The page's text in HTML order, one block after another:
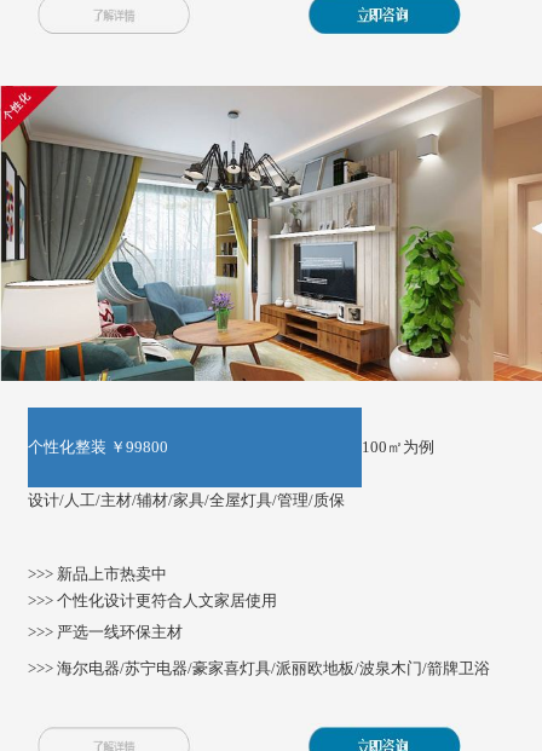
个性化整装 ￥99800 100㎡为例
设计/人工/主材/辅材/家具/全屋灯具/管理/质保
>>> 新品上市热卖中
>>> 个性化设计更符合人文家居使用
>>> 严选一线环保主材
>>> 海尔电器/苏宁电器/豪家喜灯具/派丽欧地板/波泉木门/箭牌卫浴